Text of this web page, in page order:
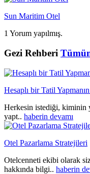
Sun Maritim Otel
1 Yorum yapılmış.
Gezi Rehberi
Hesaplı bir Tatil
Herkesin istediği, kiminin
yapt.. haberin devamı
Otel Pazarlama Stratejileri
Otelcenneti ekibi olarak
hakkında bilgi.. haberin